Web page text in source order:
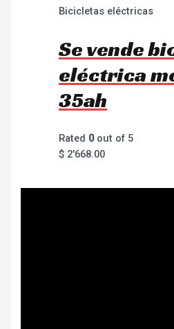
Bicicletas eléctricas
Se vende
eléctrica
35ah
Rated 0out of 5
$ 2'668.00